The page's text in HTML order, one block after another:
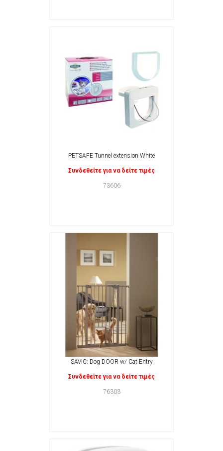
PETSAFE Tunnel extension White
Συνδεθείτε για να δείτε τιμές
73606
SAVIC: Dog DOOR w/ Cat Entry
Συνδεθείτε για να δείτε τιμές
76303